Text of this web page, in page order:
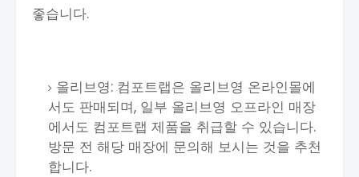
좋습니다.
올리브영: 컴포트랩은 올리브영 온라인몰에
서도 판매되며, 일부 올리브영 오프라인 매장
에서도 컴포트랩 제품을 취급할 수 있습니다.
방문 전 해당 매장에 문의해 보시는 것을 추천
합니다.